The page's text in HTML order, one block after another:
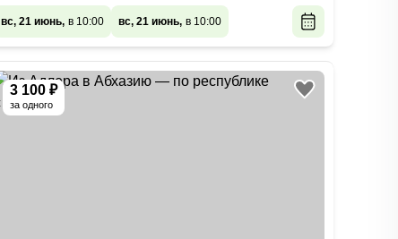
Гагру можно будет по желанию с доплатой в 1000
рублей
вс, 21 июнь, в 10:00 вс, 21 июнь, в 10:00
3 100 ₽
за одного